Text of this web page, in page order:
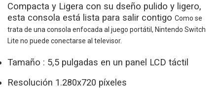
Compacta y Ligera con su dseño pulido y ligero,
esta consola está lista para salir contigo Como se
trata de una consola enfocada al juego portátil, Nintendo Switch
Lite no puede conectarse al televisor.
Tamaño : 5,5 pulgadas en un panel LCD táctil
Resolución 1.280x720 píxeles